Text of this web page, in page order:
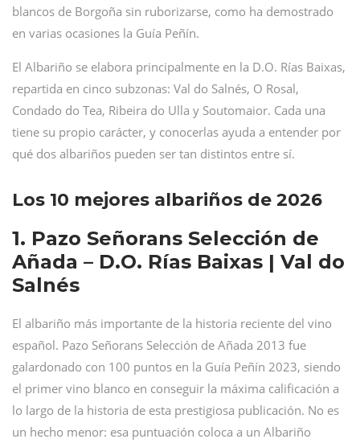
blancos de Borgoña sin ruborizarse, como ha demostrado
en varias ocasiones la Guía Peñín.
El Albariño se elabora principalmente en la D.O. Rías Baixas,
repartida en cinco subzonas: Val do Salnés, O Rosal,
Condado do Tea, Ribeira do Ulla y Soutomaior. Cada una
tiene su propio carácter, y conocerlas ayuda a entender por
qué dos albariños pueden ser tan distintos entre sí.
Los 10 mejores albariños de 2026
1. Pazo Señorans Selección de
Añada – D.O. Rías Baixas | Val do
Salnés
El albariño más importante de la historia reciente del vino
español. Pazo Señorans Selección de Añada 2013 fue
galardonado con 100 puntos en la Guía Peñín 2023, siendo
el primer vino blanco en conseguir la máxima calificación a
lo largo de la historia de esta prestigiosa publicación. No es
un hecho menor: esa puntuación coloca a un Albariño